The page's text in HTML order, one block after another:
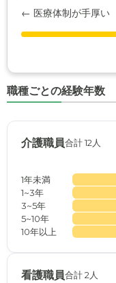
← 医療体制が手厚い
職種ごとの経験年数
介護職員合計 12人
1年未満
1~3年
3~5年
5~10年
10年以上
看護職員合計 2人